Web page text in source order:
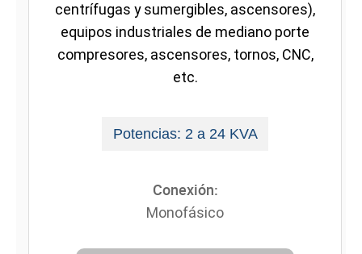
centrífugas y sumergibles, ascensores),
equipos industriales de mediano porte
compresores, ascensores, tornos, CNC,
etc.
Potencias: 2 a 24 KVA
Conexión:
Monofásico